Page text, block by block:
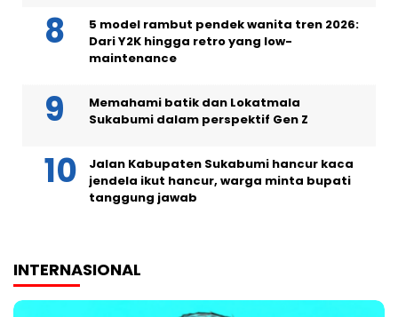
5 model rambut pendek wanita tren 2026:
Dari Y2K hingga retro yang low-
maintenance
Memahami batik dan Lokatmala
Sukabumi dalam perspektif Gen Z
Jalan Kabupaten Sukabumi hancur kaca
jendela ikut hancur, warga minta bupati
tanggung jawab
INTERNASIONAL